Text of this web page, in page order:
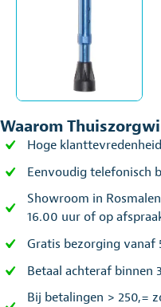
Waarom
Hoge
Eenvoudig telefonisch
Showroom in
16.00 uur of op
Gratis bezorging vanaf
Betaal achteraf binnen
Bij betalingen > 250,=